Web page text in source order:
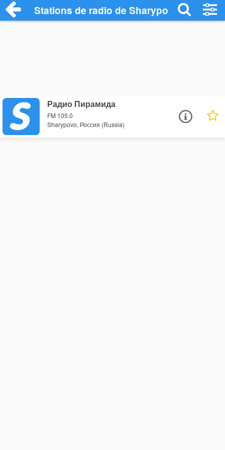
Stations de radio de Sharypovo
Радио Пирамида
FM 105.0
Sharypovo, Россия (Russia)